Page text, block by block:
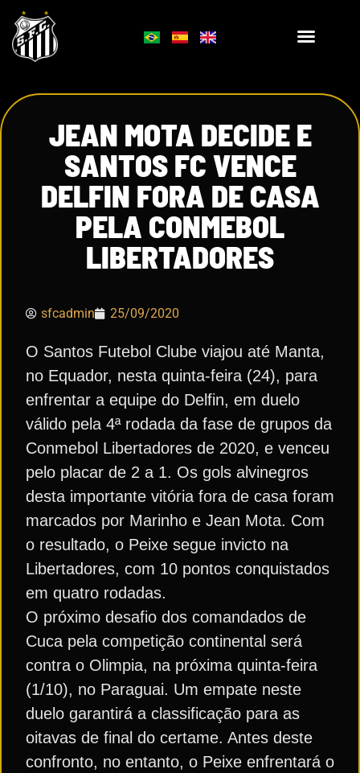
JEAN MOTA DECIDE E
SANTOS FC VENCE
DELFIN FORA DE CASA
PELA CONMEBOL
LIBERTADORES
sfcadmin 25/09/2020
O Santos Futebol Clube viajou até Manta,
no Equador, nesta quinta-feira (24), para
enfrentar a equipe do Delfin, em duelo
válido pela 4ª rodada da fase de grupos da
Conmebol Libertadores de 2020, e venceu
pelo placar de 2 a 1. Os gols alvinegros
desta importante vitória fora de casa foram
marcados por Marinho e Jean Mota. Com
o resultado, o Peixe segue invicto na
Libertadores, com 10 pontos conquistados
em quatro rodadas.
O próximo desafio dos comandados de
Cuca pela competição continental será
contra o Olimpia, na próxima quinta-feira
(1/10), no Paraguai. Um empate neste
duelo garantirá a classificação para as
oitavas de final do certame. Antes deste
confronto, no entanto, o Peixe enfrentará o